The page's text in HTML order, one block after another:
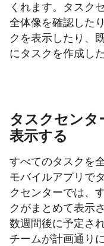
くれます。タスク
全体像を確認した
クを表示したり、
にタスクを作成し
タスクセンタ
表示する
すべてのタスクを
モバイルアプリで
クセンターでは、
クがまとめて表示
数週間後に予定さ
チームが計画通り